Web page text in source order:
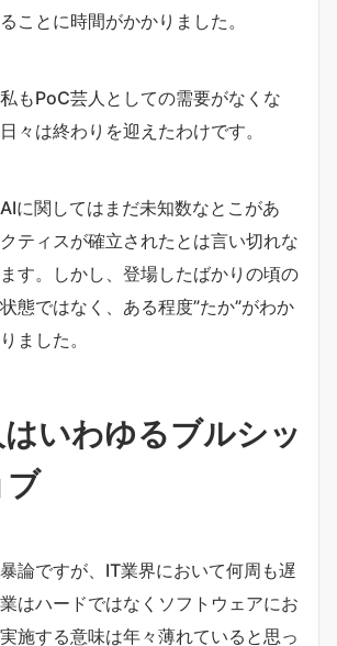
ことに時間がかかりました。
もPoC芸人としての需要がなくな
々は終わりを迎えたわけです。
に関してはまだ未知数なとこがあ
ティスが確立されたとは言い切れな
す。しかし、登場したばかりの頃の
態ではなく、ある程度”たか”がわか
ました。
いわゆるブルシッ
ブ
論ですが、IT業界において何周も遅
はハードではなくソフトウェアにお
施する意味は年々薄れていると思っ